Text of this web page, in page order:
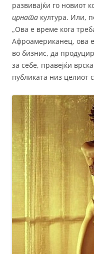
развивајќи го новиот
црната култура. Или,
„Ова е време кога
Афроамериканец, ова
во бизнис, да
за себе, правејќи
публиката низ целиот